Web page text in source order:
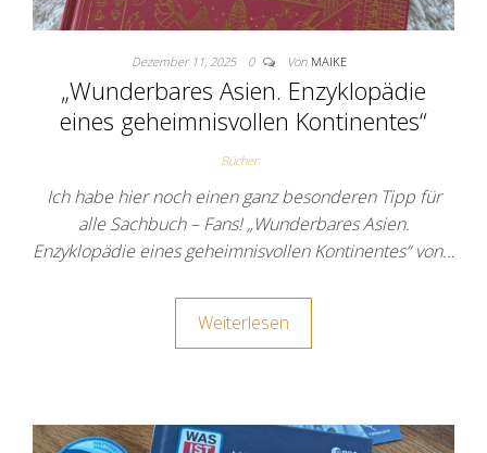
Dezember 11, 2025 0 Von MAIKE
„Wunderbares Asien. Enzyklopädie
eines geheimnisvollen Kontinentes“
Bücher
Ich habe hier noch einen ganz besonderen Tipp für
alle Sachbuch – Fans! „Wunderbares Asien.
Enzyklopädie eines geheimnisvollen Kontinentes“ von…
Weiterlesen